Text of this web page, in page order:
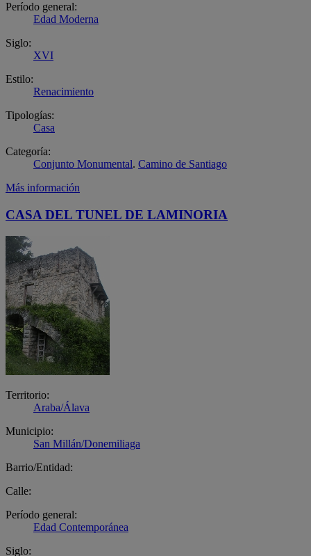
Período general:
Edad Moderna
Siglo:
XVI
Estilo:
Renacimiento
Tipologías:
Casa
Categoría:
Conjunto Monumental. Camino de Santiago
Más información
CASA DEL TUNEL DE LAMINORIA
Territorio:
Araba/Álava
Municipio:
San Millán/Donemiliaga
Barrio/Entidad:
Calle:
Período general:
Edad Contemporánea
Siglo: